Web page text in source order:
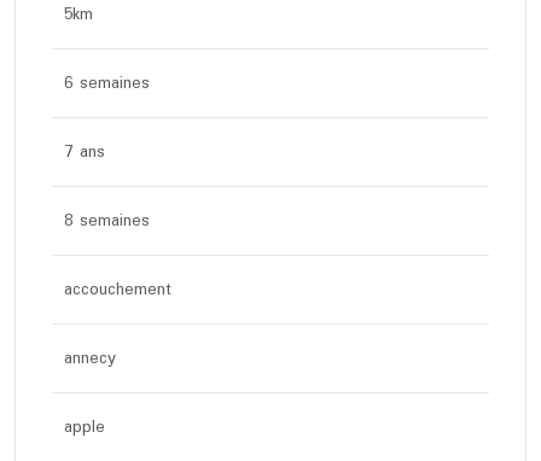
5km
6 semaines
7 ans
8 semaines
accouchement
annecy
apple